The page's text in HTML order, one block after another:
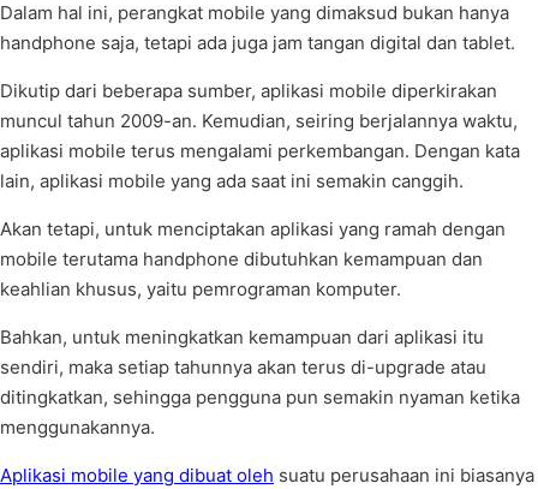
Dalam hal ini, perangkat mobile yang dimaksud bukan hanya
handphone saja, tetapi ada juga jam tangan digital dan tablet.
Dikutip dari beberapa sumber, aplikasi mobile diperkirakan
muncul tahun 2009-an. Kemudian, seiring berjalannya waktu,
aplikasi mobile terus mengalami perkembangan. Dengan kata
lain, aplikasi mobile yang ada saat ini semakin canggih.
Akan tetapi, untuk menciptakan aplikasi yang ramah dengan
mobile terutama handphone dibutuhkan kemampuan dan
keahlian khusus, yaitu pemrograman komputer.
Bahkan, untuk meningkatkan kemampuan dari aplikasi itu
sendiri, maka setiap tahunnya akan terus di-upgrade atau
ditingkatkan, sehingga pengguna pun semakin nyaman ketika
menggunakannya.
Aplikasi mobile yang dibuat oleh suatu perusahaan ini biasanya